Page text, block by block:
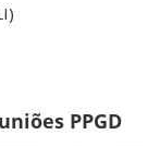
PPGD